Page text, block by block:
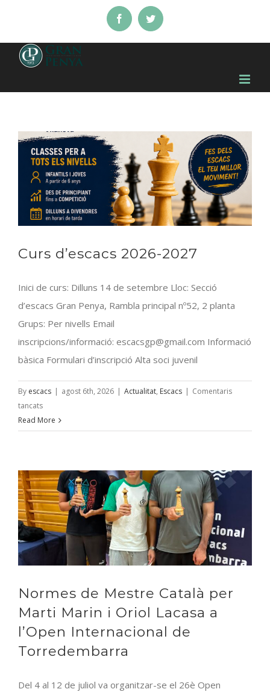
content
FacebookTwitter
Curs d’escacs 2026-2027
Inici de curs: Dilluns 14 de setembre Lloc: Secció
d’escacs Gran Penya, Rambla principal nº52, 2 planta
Grups: Per nivells Email
inscripcions/informació: escacsgp@gmail.com Informació
bàsica Formulari d’inscripció Alta soci juvenil
By escacs | agost 6th, 2026 | Actualitat, Escacs | Comentaris
tancatsa
Curs
d’escacs
Read More
Normes de Mestre Català per
Marti Marin i Oriol Lacasa a
l’Open Internacional de
Torredembarra
Del 4 al 12 de juliol va organitzar-se el 26è Open